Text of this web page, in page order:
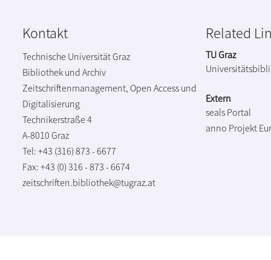
Kontakt
Technische Universität Graz
Bibliothek und Archiv
Zeitschriftenmanagement, Open Access und
Digitalisierung
Technikerstraße 4
A-8010 Graz
Tel: +43 (316) 873 - 6677
Fax: +43 (0) 316 - 873 - 6674
zeitschriften.bibliothek@tugraz.at
Related
TU Graz
Extern
seals Portal
anno Projekt